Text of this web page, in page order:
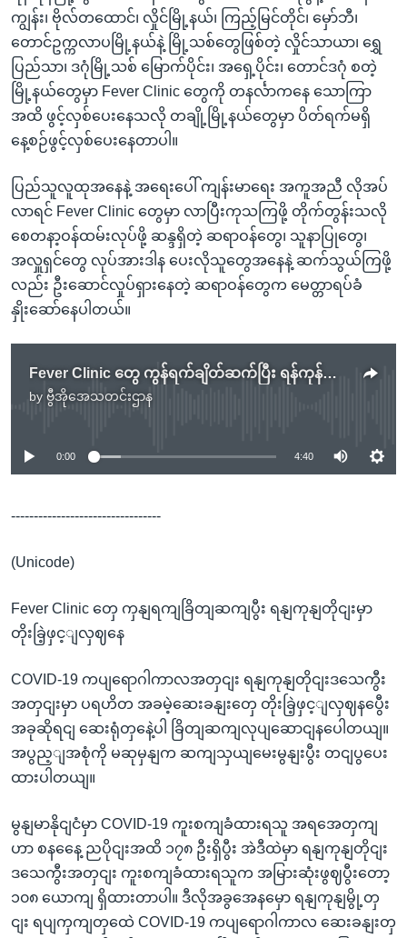
ကျွန်း၊ ဗိုလ်တထောင်၊ လှိုင်မြို့နယ်၊ ကြည့်မြင်တိုင်၊ မှော်ဘီ၊
တောင်ဥက္ကလာပမြို့နယ်နဲ့ မြို့သစ်တွေဖြစ်တဲ့ လှိုင်သာယာ၊ ရွှေ
ပြည်သာ၊ ဒဂုံမြို့သစ် မြောက်ပိုင်း၊ အရှေ့ပိုင်း၊ တောင်ဒဂုံ စတဲ့
မြို့နယ်တွေမှာ Fever Clinic တွေကို တနင်္လာကနေ သောကြာ
အထိ ဖွင့်လှစ်ပေးနေသလို တချို့မြို့နယ်တွေမှာ ပိတ်ရက်မရှိ
နေ့စဉ်ဖွင့်လှစ်ပေးနေတာပါ။
ပြည်သူလူထုအနေနဲ့ အရေးပေါ် ကျန်းမာရေး အကူအညီ လိုအပ်
လာရင် Fever Clinic တွေမှာ လာပြီးကုသကြဖို့ တိုက်တွန်းသလို
စေတနာ့ဝန်ထမ်းလုပ်ဖို့ ဆန္ဒရှိတဲ့ ဆရာဝန်တွေ၊ သူနာပြုတွေ၊
အလှူရှင်တွေ လုပ်အားဒါန ပေးလိုသူတွေအနေနဲ့ ဆက်သွယ်ကြဖို့
လည်း ဦးဆောင်လှုပ်ရှားနေတဲ့ ဆရာဝန်တွေက မေတ္တာရပ်ခံ
နှိုးဆော်နေပါတယ်။
Fever Clinic တွေ ကွန်ရက်ချိတ်ဆက်ပြီး ရန်ကုန်တိုင်းမှာ တိုးချဲ့ဖွင့်လှစ်နေ
by ဗွီအိုအေသတင်းဌာန
No media source currently available
0:00 4:40
---------------------------------
(Unicode)
Fever Clinic တှေ ကှနျရကျခြိတျဆကျပွီး ရနျကုနျတိုငျးမှာ
တိုးခြဲ့ဖှင့ျလှဈနေ
COVID-19 ကပျရောဂါကာလအတှငျး ရနျကုနျတိုငျးဒသေကွီး
အတှငျးမှာ ပရဟိတ အခမဲ့ဆေးခနျးတှေ တိုးခြဲ့ဖှင့ျလှဈနပွေီး
အခုဆိုရငျ ဆေးရုံတှနေဲ့ပါ ခြိတျဆကျလုပျဆောငျနပေါတယျ။
အပွည့ျအစုံကို မဆုမှနျက ဆကျသှယျမေးမွနျးပွီး တငျပွပေး
ထားပါတယျ။
မွနျမာနိုငျငံမှာ COVID-19 ကူးစကျခံထားရသူ အရအေတှကျ
ဟာ စနနေေ့ ညပိုငျးအထိ ၁၇၈ ဦးရှိပွီး အဲဒီထဲမှာ ရနျကုနျတိုငျး
ဒသေကွီးအတှငျး ကူးစကျခံထားရသူက အမြားဆုံးဖွဈပွီးတော့
၁၀၈ ယောကျ ရှိထားတာပါ။ ဒီလိုအခွအေနမှော ရနျကုနျမွို့တှ
ငျး ရပျကှကျတှထေဲ COVID-19 ကပျရောဂါကာလ ဆေးခနျးတှ